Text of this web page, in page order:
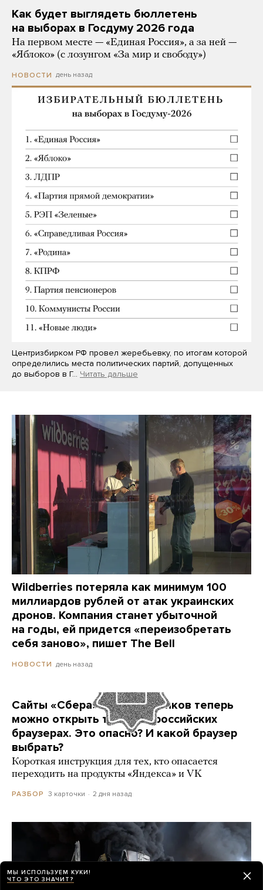
Как будет выглядеть бюллетень
на выборах в Госдуму 2026 года
На первом месте — «Единая Россия», а за ней —
«Яблоко» (с лозунгом «За мир и свободу»)
НОВОСТИ день назад
Центризбирком РФ провел жеребьевку, по итогам которой
определились места политических партий, допущенных
до выборов в Г… Читать дальше
Wildberries потеряла как минимум 100
миллиардов рублей от атак украинских
дронов. Компания станет убыточной
на годы, ей придется «переизобретать
себя заново», пишет The Bell
НОВОСТИ день назад
Сайты «Сбера» и других банков теперь
можно открыть только в российских
браузерах. Это опасно? И какой браузер
выбрать?
Короткая инструкция для тех, кто опасается
переходить на продукты «Яндекса» и VK
РАЗБОР 3 карточки 2 дня назад
МЫ ИСПОЛЬЗУЕМ КУКИ!
ЧТО ЭТО ЗНАЧИТ?